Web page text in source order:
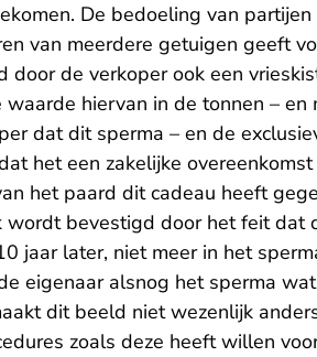
De bedoeling van
van meerdere getuigen geeft
door de verkoper ook een
waarde hiervan in de tonnen –
dat dit sperma – en de
het een zakelijke
het paard dit cadeau heeft
bevestigd door het feit dat
jaar later, niet meer in het
eigenaar alsnog het sperma
dit beeld niet wezenlijk
zoals deze heeft willen